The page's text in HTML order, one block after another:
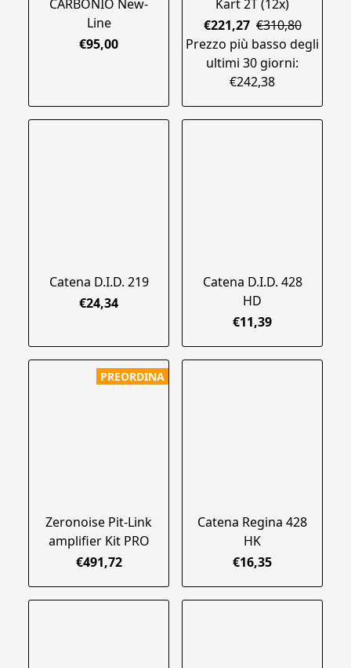
CARBONIO New-
Line
€95,00
Kart 2T (12x)
€221,27 €310,80
Prezzo più basso degli
ultimi 30 giorni:
€242,38
Catena D.I.D. 219
€24,34
Catena D.I.D. 428
HD
€11,39
PREORDINA
Zeronoise Pit-Link
amplifier Kit PRO
€491,72
Catena Regina 428
HK
€16,35